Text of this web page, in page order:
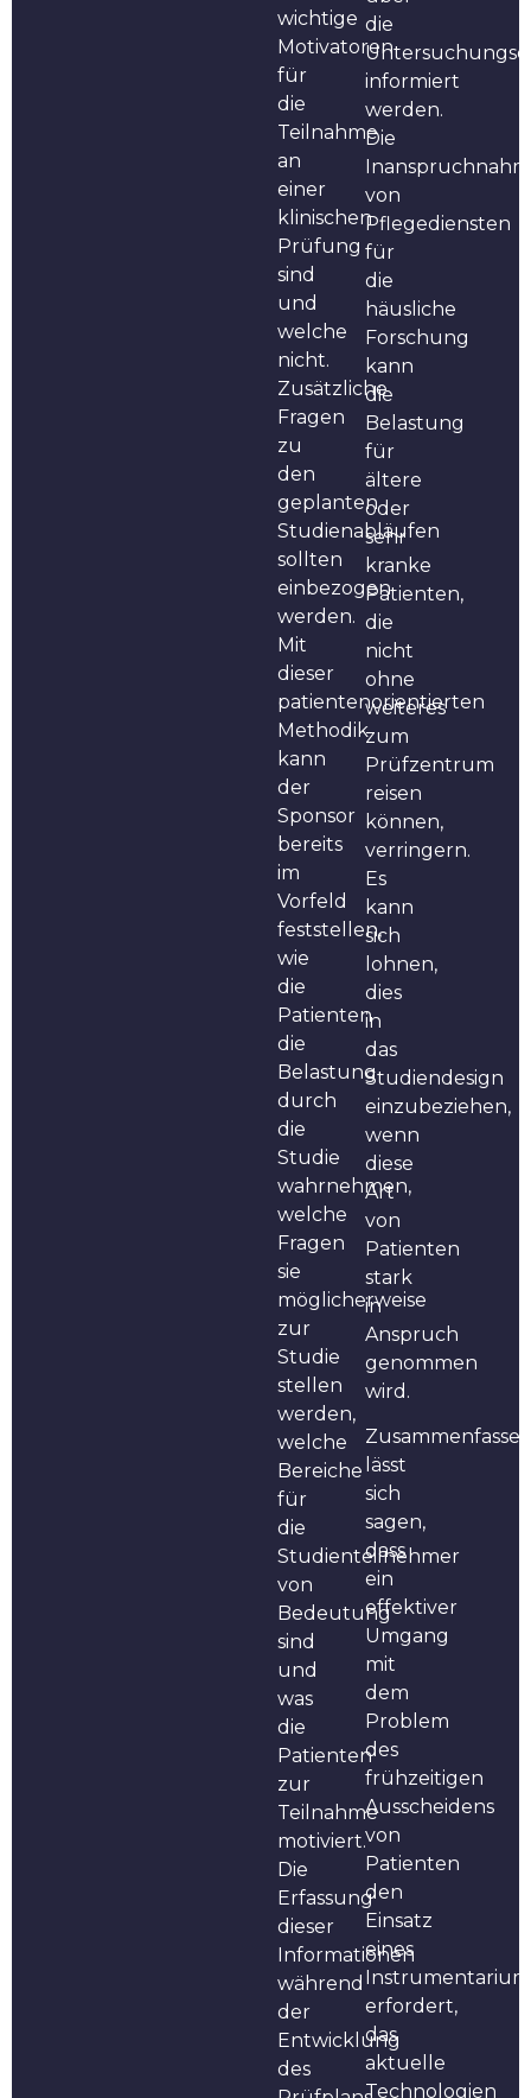
wichtige
Motivatoren
für
die
Teilnahme
an
einer
klinischen
Prüfung
sind
und
welche
nicht.
Zusätzliche
Fragen
zu
den
geplanten
Studienabläufen
sollten
einbezogen
werden.
Mit
dieser
patientenorientierten
Methodik
kann
der
Sponsor
bereits
im
Vorfeld
feststellen,
wie
die
Patienten
die
Belastung
durch
die
Studie
wahrnehmen,
welche
Fragen
sie
möglicherweise
zur
Studie
stellen
werden,
welche
Bereiche
für
die
Studienteilnehmer
von
Bedeutung
sind
und
was
die
Patienten
zur
Teilnahme
motiviert.
Die
Erfassung
dieser
Informationen
während
der
Entwicklung
des
die
informiert
werden.
Die
von
Pflegediensten
für
die
häusliche
Forschung
kann
die
Belastung
für
ältere
oder
sehr
kranke
Patienten,
die
nicht
ohne
weiteres
zum
Prüfzentrum
reisen
können,
verringern.
Es
kann
sich
lohnen,
dies
in
das
Studiendesign
einzubeziehen,
wenn
diese
Art
von
Patienten
stark
in
Anspruch
genommen
wird.
lässt
sich
sagen,
dass
ein
effektiver
Umgang
mit
dem
Problem
des
frühzeitigen
Ausscheidens
von
Patienten
den
Einsatz
eines
erfordert,
das
aktuelle
Technologien